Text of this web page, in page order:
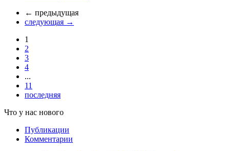
← предыдущая
следующая →
1
2
3
4
...
11
последняя
Что у нас нового
Публикации
Комментарии